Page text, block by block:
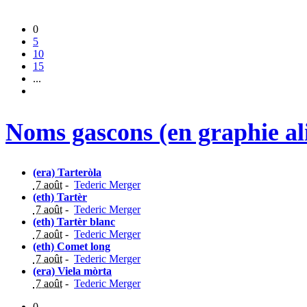
0
5
10
15
...
Noms gascons (en graphie
(era) Tarteròla
7 août- Tederic Merger
(eth) Tartèr
7 août- Tederic Merger
(eth) Tartèr blanc
7 août- Tederic Merger
(eth) Comet long
7 août- Tederic Merger
(era) Viela mòrta
7 août- Tederic Merger